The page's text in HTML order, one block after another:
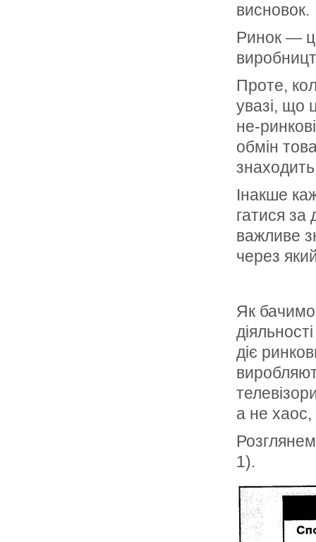
висновок.
Ринок —
Проте,
увазі, що
не-
обмін
знаходить
Інакше
гатися
важливе
через
Як
діє
а не
1).